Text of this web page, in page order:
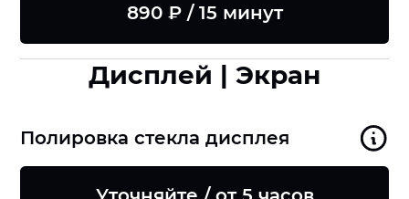
890 ₽ / 15 минут
Дисплей | Экран
Полировка стекла дисплея